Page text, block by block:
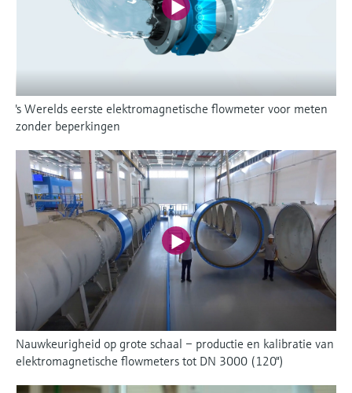
's Werelds eerste elektromagnetische flowmeter voor meten
zonder beperkingen
Nauwkeurigheid op grote schaal – productie en kalibratie van
elektromagnetische flowmeters tot DN 3000 (120")